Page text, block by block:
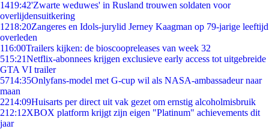
1419:42'Zwarte weduwes' in Rusland trouwen soldaten voor
overlijdensuitkering
1218:20Zangeres en Idols-jurylid Jerney Kaagman op 79-jarige leeftijd
overleden
116:00Trailers kijken: de bioscoopreleases van week 32
515:21Netflix-abonnees krijgen exclusieve early access tot uitgebreide
GTA VI trailer
5714:35Onlyfans-model met G-cup wil als NASA-ambassadeur naar
maan
2214:09Huisarts per direct uit vak gezet om ernstig alcoholmisbruik
212:12XBOX platform krijgt zijn eigen "Platinum" achievements dit
jaar